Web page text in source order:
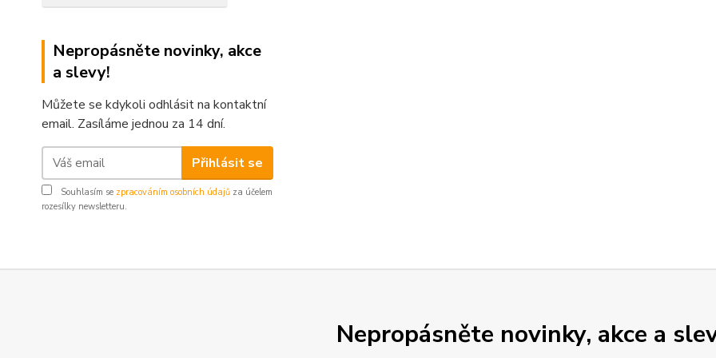
Nepropásněte novinky, akce
a slevy!
Můžete se kdykoli odhlásit na kontaktní
email. Zasíláme jednou za 14 dní.
Přihlásit se
Souhlasím se zpracováním osobních údajů za účelem
rozesílky newsletteru.
Nepropásněte novinky, akce a